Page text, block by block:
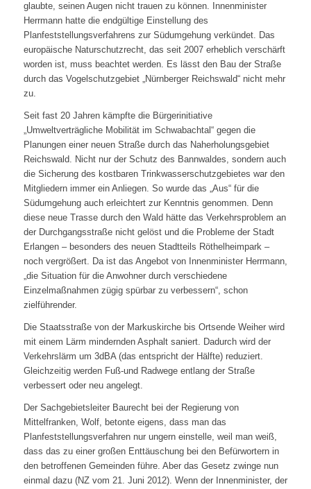
glaubte, seinen Augen nicht trauen zu können. Innenminister
Herrmann hatte die endgültige Einstellung des
Planfeststellungsverfahrens zur Südumgehung verkündet. Das
europäische Naturschutzrecht, das seit 2007 erheblich verschärft
worden ist, muss beachtet werden. Es lässt den Bau der Straße
durch das Vogelschutzgebiet „Nürnberger Reichswald“ nicht mehr
zu.
Seit fast 20 Jahren kämpfte die Bürgerinitiative
„Umweltverträgliche Mobilität im Schwabachtal“ gegen die
Planungen einer neuen Straße durch das Naherholungsgebiet
Reichswald. Nicht nur der Schutz des Bannwaldes, sondern auch
die Sicherung des kostbaren Trinkwasserschutzgebietes war den
Mitgliedern immer ein Anliegen. So wurde das „Aus“ für die
Südumgehung auch erleichtert zur Kenntnis genommen. Denn
diese neue Trasse durch den Wald hätte das Verkehrsproblem an
der Durchgangsstraße nicht gelöst und die Probleme der Stadt
Erlangen – besonders des neuen Stadtteils Röthelheimpark –
noch vergrößert. Da ist das Angebot von Innenminister Herrmann,
„die Situation für die Anwohner durch verschiedene
Einzelmaßnahmen zügig spürbar zu verbessern“, schon
zielführender.
Die Staatsstraße von der Markuskirche bis Ortsende Weiher wird
mit einem Lärm mindernden Asphalt saniert. Dadurch wird der
Verkehrslärm um 3dBA (das entspricht der Hälfte) reduziert.
Gleichzeitig werden Fuß-und Radwege entlang der Straße
verbessert oder neu angelegt.
Der Sachgebietsleiter Baurecht bei der Regierung von
Mittelfranken, Wolf, betonte eigens, dass man das
Planfeststellungsverfahren nur ungern einstelle, weil man weiß,
dass das zu einer großen Enttäuschung bei den Befürwortern in
den betroffenen Gemeinden führe. Aber das Gesetz zwinge nun
einmal dazu (NZ vom 21. Juni 2012). Wenn der Innenminister, der